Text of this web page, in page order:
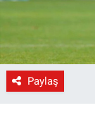
Paylaş
Yerel